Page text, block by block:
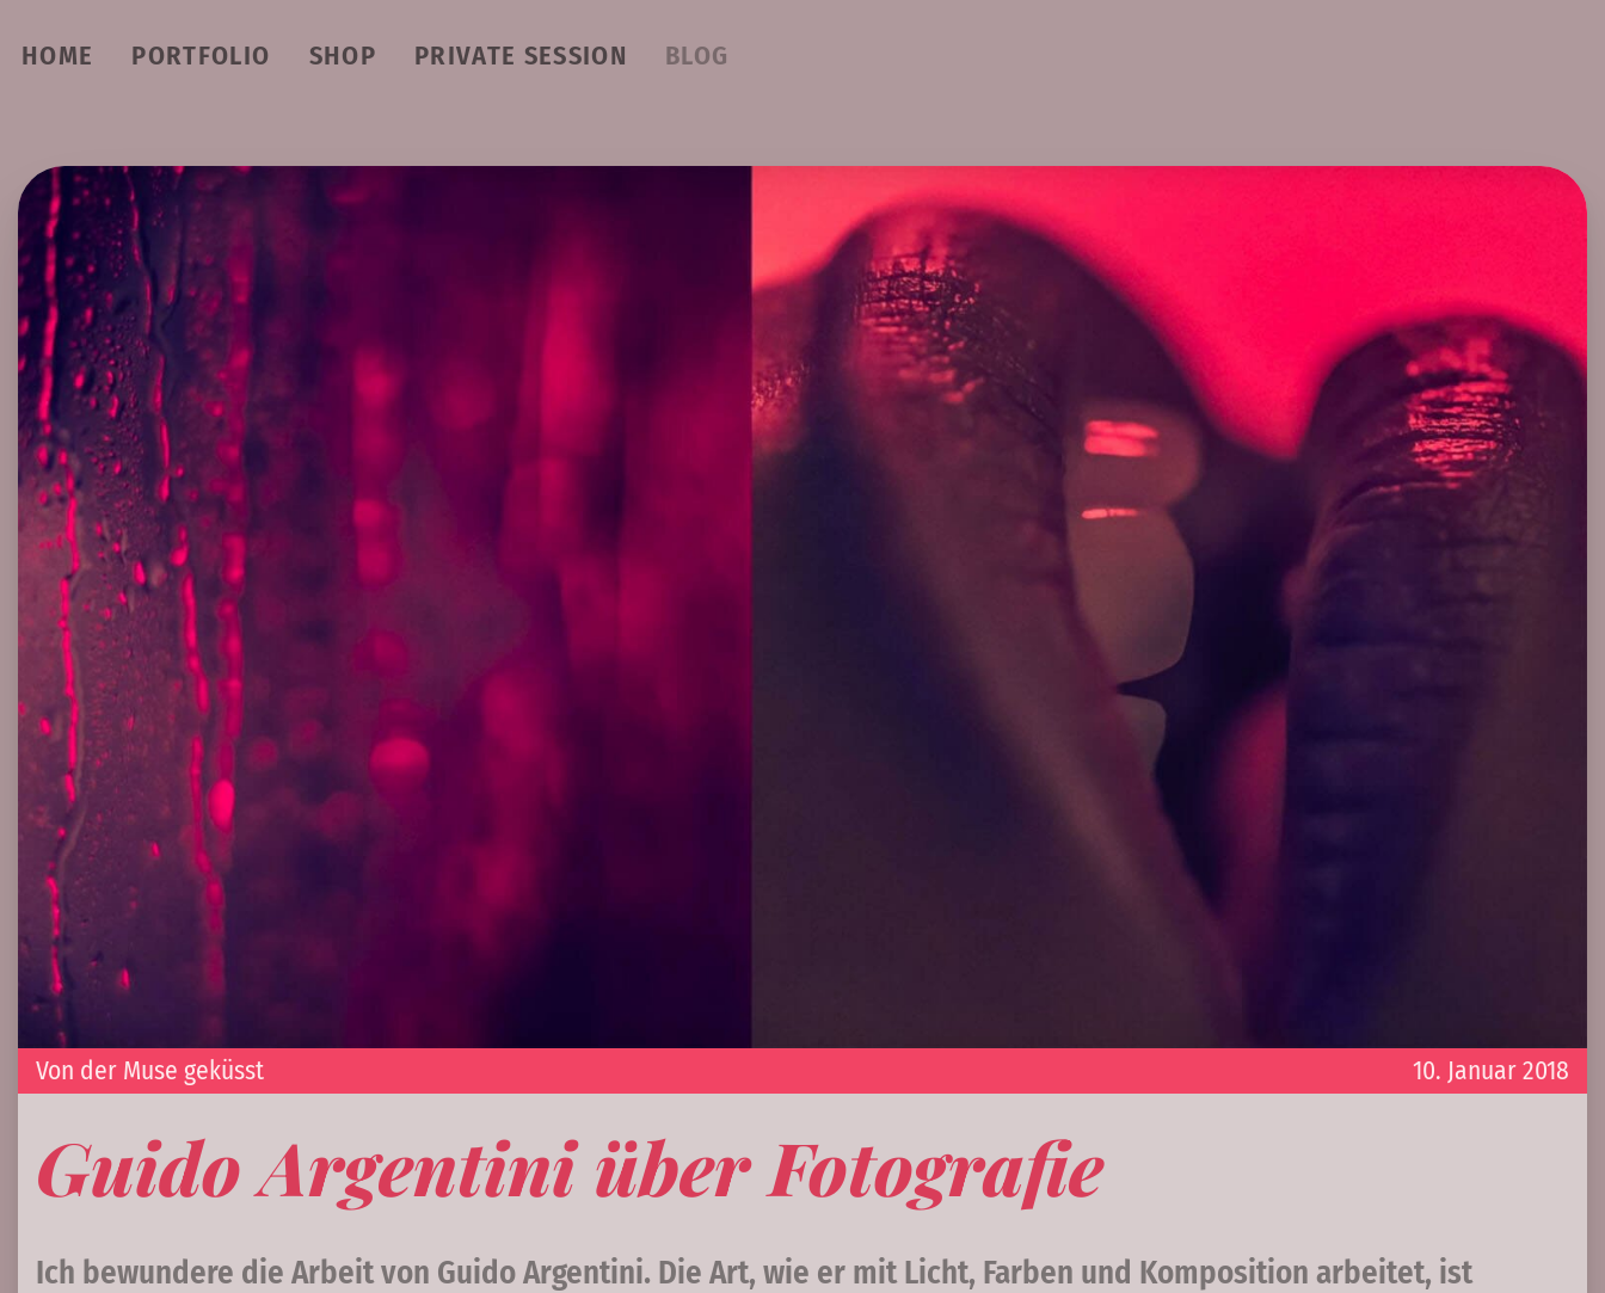
HOME PORTFOLIO SHOP PRIVATE SESSION BLOG
10. Januar 2018
Von der Muse geküsst
Guido Argentini über Fotografie
Ich bewundere die Arbeit von Guido Argentini. Die Art, wie er mit Licht, Farben und Komposition arbeitet, ist